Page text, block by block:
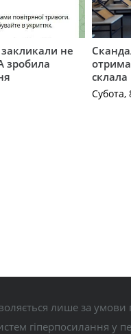
не
зробила
склала
Субота,
лише за
гіперпосилання у